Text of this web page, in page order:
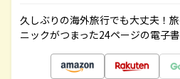
久しぶりの海外旅行でも大丈夫！
ニックがつまった24ページの電子